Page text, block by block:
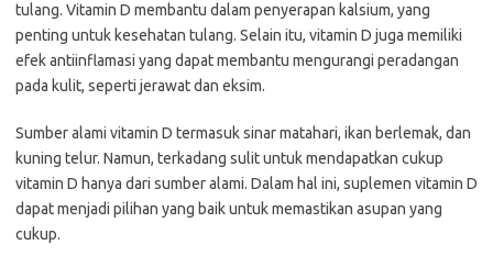
tulang. Vitamin D membantu dalam penyerapan kalsium, yang
penting untuk kesehatan tulang. Selain itu, vitamin D juga memiliki
efek antiinflamasi yang dapat membantu mengurangi peradangan
pada kulit, seperti jerawat dan eksim.
Sumber alami vitamin D termasuk sinar matahari, ikan berlemak, dan
kuning telur. Namun, terkadang sulit untuk mendapatkan cukup
vitamin D hanya dari sumber alami. Dalam hal ini, suplemen vitamin D
dapat menjadi pilihan yang baik untuk memastikan asupan yang
cukup.